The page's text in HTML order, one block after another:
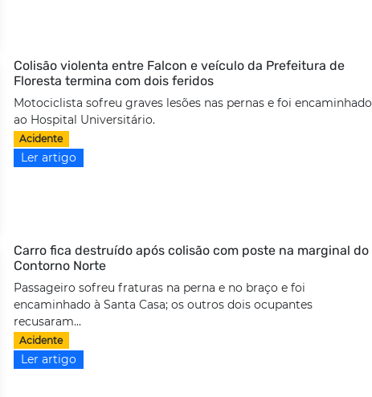
Colisão violenta entre Falcon e veículo da Prefeitura de
Floresta termina com dois feridos
Motociclista sofreu graves lesões nas pernas e foi encaminhado
ao Hospital Universitário.
Acidente
Ler artigo
Carro fica destruído após colisão com poste na marginal do
Contorno Norte
Passageiro sofreu fraturas na perna e no braço e foi
encaminhado à Santa Casa; os outros dois ocupantes
recusaram...
Acidente
Ler artigo